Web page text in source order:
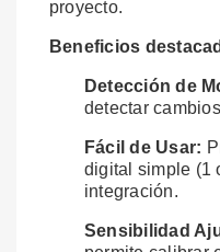
proyecto.
Beneficios
Detección de
detectar
Fácil de Usar:
digital simple (1
integración.
Sensibilidad